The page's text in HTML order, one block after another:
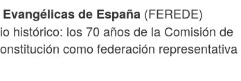
de España (FEREDE)
histórico: los 70 años de la Comisión de
como federación representativa